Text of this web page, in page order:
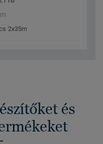
2x35m
és